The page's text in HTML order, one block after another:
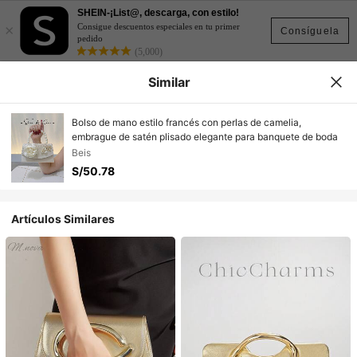
Consíguela
×
SHEIN-¡List@, descarga, con estilo!
Consigue descuentos especiales en tu primer
pedido
(5,000)
Similar
Bolso de mano estilo francés con perlas de camelia,
embrague de satén plisado elegante para banquete de boda
Beis
S/50.78
Artículos Similares